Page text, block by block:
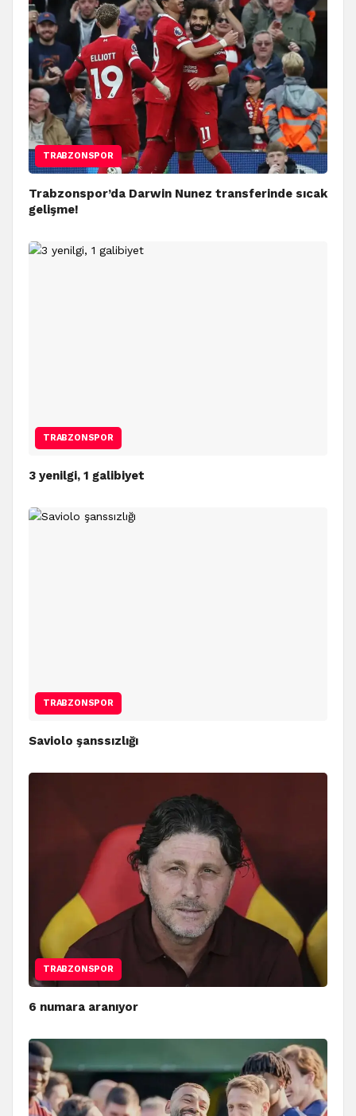
TRABZONSPOR
Trabzonspor’da Darwin Nunez transferinde sıcak
gelişme!
TRABZONSPOR
3 yenilgi, 1 galibiyet
TRABZONSPOR
Saviolo şanssızlığı
TRABZONSPOR
6 numara aranıyor